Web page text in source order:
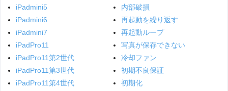
iPadmini5
iPadmini6
iPadmini7
iPadPro11
iPadPro11第2世代
iPadPro11第3世代
iPadPro11第4世代
内部破損
再起動を繰り返す
再起動ループ
写真が保存できない
冷却ファン
初期不良保証
初期化